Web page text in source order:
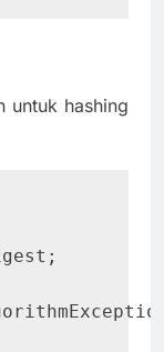
untuk hashing